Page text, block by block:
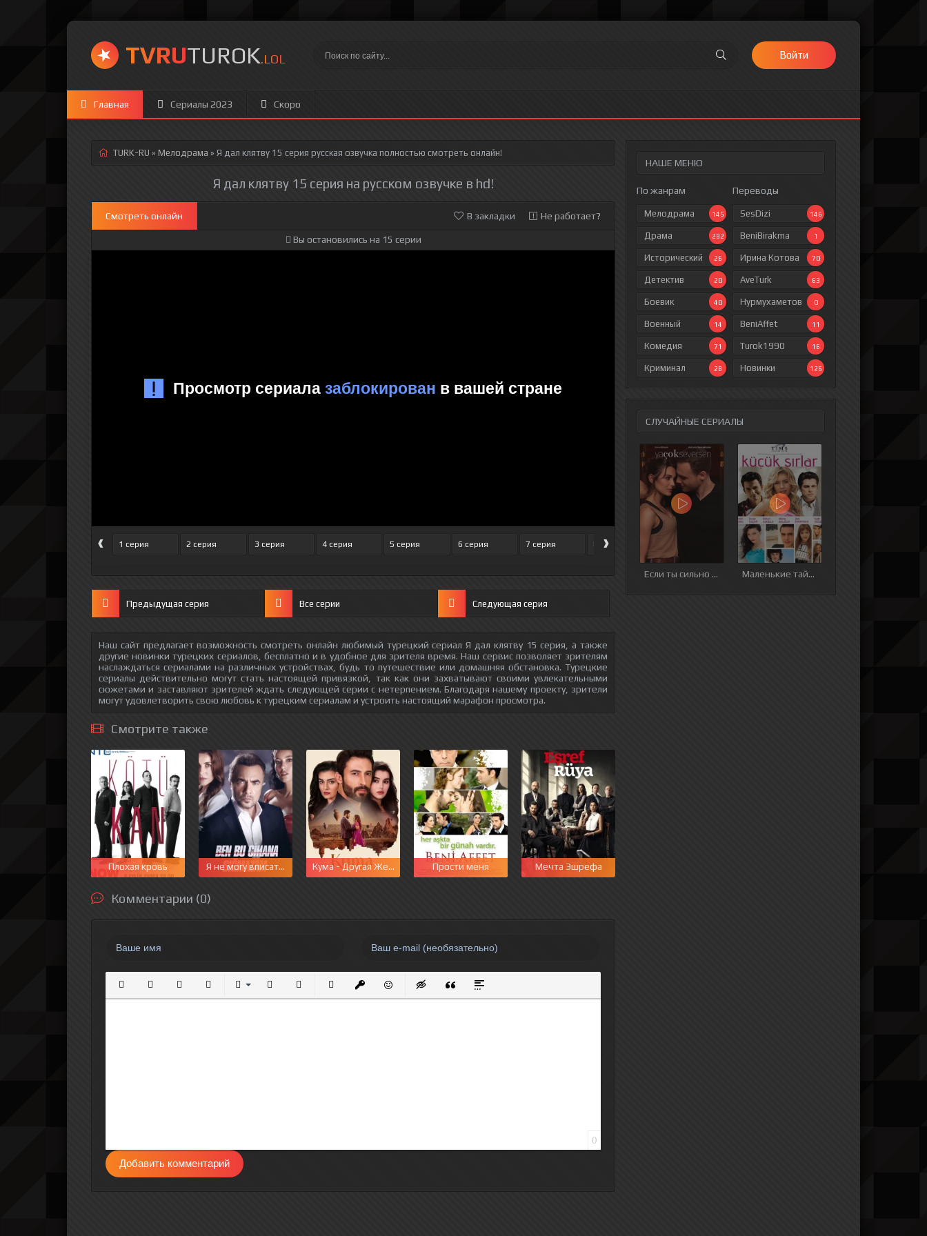
TVRUTUROK.LOL Войти
Главная Сериалы 2023 Скоро
НАШЕ МЕНЮ
По жанрам
Мелодрама 145
Драма 282
Исторический 26
Детектив 20
Боевик 40
Военный 14
Комедия 71
Криминал 28
Переводы
SesDizi 146
BeniBirakma 1
Ирина Котова 70
AveTurk 63
Нурмухаметов 0
BeniAffet 11
Turok1990 16
Новинки 126
СЛУЧАЙНЫЕ СЕРИАЛЫ
Если ты сильно любишь Маленькие тайны
TURK-RU » Мелодрама » Я дал клятву 15 серия русская озвучка полностью смотреть онлайн!
Я дал клятву 15 серия на русском озвучке в hd!
Смотреть онлайн В закладки Не работает?
Вы остановились на 15 серии
‹ 1 серия 2 серия 3 серия 4 серия 5 серия 6 серия 7 серия 8 серия 10 серия 11 серия
›
Предыдущая серия Все серии Следующая серия
Наш сайт предлагает возможность смотреть онлайн любимый турецкий сериал Я дал клятву 15 серия, а также
другие новинки турецких сериалов, бесплатно и в удобное для зрителя время. Наш сервис позволяет зрителям
наслаждаться сериалами на различных устройствах, будь то путешествие или домашняя обстановка. Турецкие
сериалы действительно могут стать настоящей привязкой, так как они захватывают своими увлекательными
сюжетами и заставляют зрителей ждать следующей серии с нетерпением. Благодаря нашему проекту, зрители
могут удовлетворить свою любовь к турецким сериалам и устроить настоящий марафон просмотра.
Смотрите также
Плохая кровь Я не могу вписаться в этот мирКума - Другая Жена Прости меня Мечта Эшрефа
Комментарии (0)
Полужирный
КурсивПодчеркнутый
ЗачеркнутыйВыравнивание
Нумерованный список
Маркированный список
Вставить ссылку
Вставить защищенную ссылку
Вставить смайлик
Вставка скрытого текста
Вставка цитаты
Вставка спойлера
0
Добавить комментарий